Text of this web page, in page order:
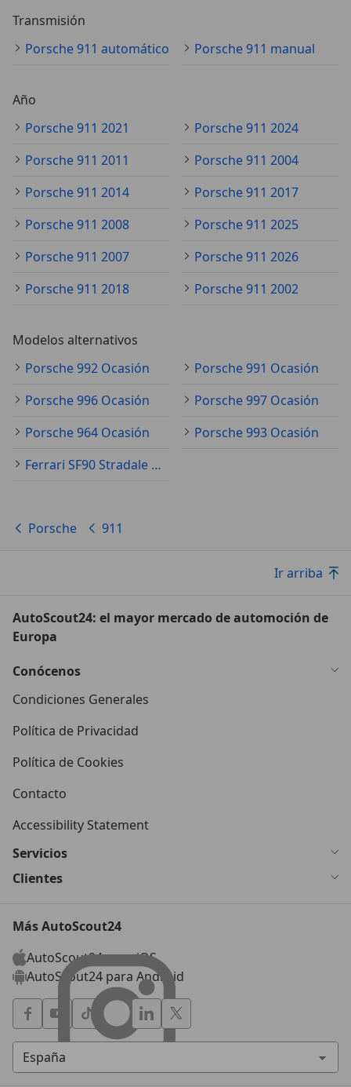
Transmisión
Porsche 911 automático
Porsche 911 manual
Año
Porsche 911 2021
Porsche 911 2024
Porsche 911 2011
Porsche 911 2004
Porsche 911 2014
Porsche 911 2017
Porsche 911 2008
Porsche 911 2025
Porsche 911 2007
Porsche 911 2026
Porsche 911 2018
Porsche 911 2002
Modelos alternativos
Porsche 992 Ocasión
Porsche 991 Ocasión
Porsche 996 Ocasión
Porsche 997 Ocasión
Porsche 964 Ocasión
Porsche 993 Ocasión
Ferrari SF90 Stradale Ocasión
Porsche 911
Ir arriba
AutoScout24: el mayor mercado de automoción de
Europa
Conócenos
Condiciones Generales
Política de Privacidad
Política de Cookies
Contacto
Accessibility Statement
Servicios
Clientes
Más AutoScout24
AutoScout24 para iOS
AutoScout24 para Android